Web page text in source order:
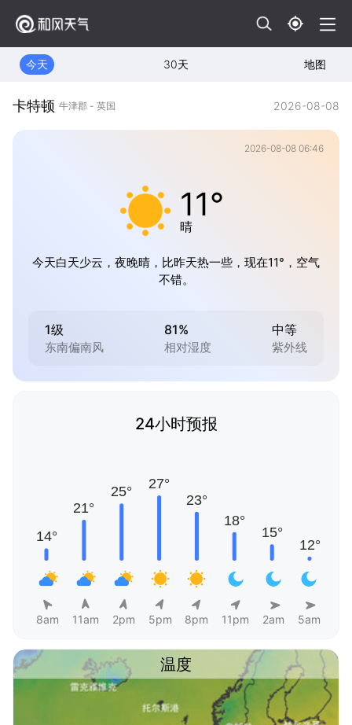
今天 30天 地图
卡特顿 牛津郡 - 英国 2026-08-08
2026-08-08 06:46
11°
晴
今天白天少云，夜晚晴，比昨天热一些，现在11°，空气
不错。
1级
东南偏南风
81%
相对湿度
中等
紫外线
24小时预报
8am 11am 2pm 5pm 8pm 11pm 2am 5am
温度